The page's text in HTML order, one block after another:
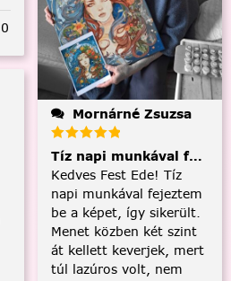
0
Mornárné Zsuzsa
Tíz napi munkával
Kedves Fest Ede! Tíz
napi munkával fejeztem
be a képet, így sikerült.
Menet közben két szint
át kellett keverjek, mert
túl lazúros volt, nem